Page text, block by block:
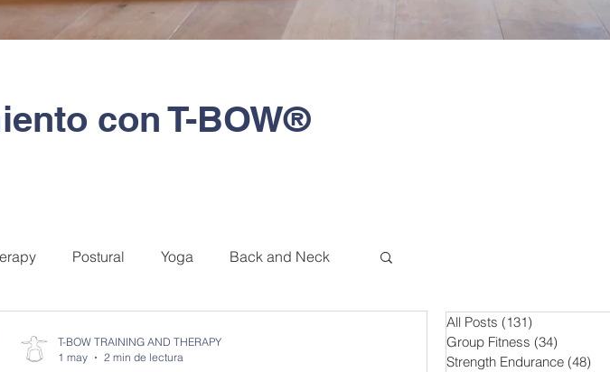
con T-BOW®
Postural Yoga Back and Neck
T-BOW TRAINING AND THERAPY
1 may
2 min de lectura
All Posts (131)
Group Fitness (34)
Strength Endurance (48)